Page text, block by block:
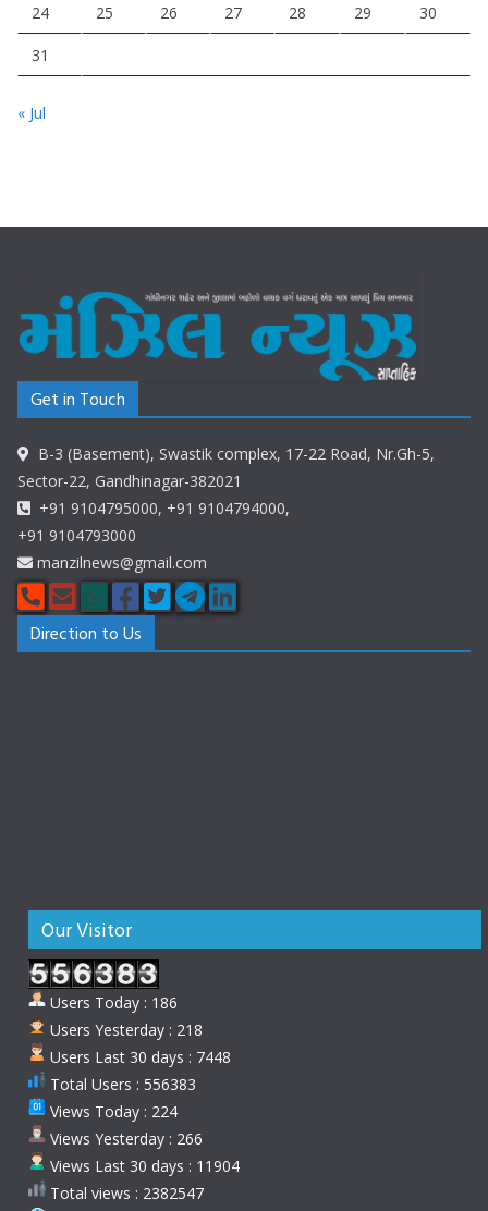
24 25 26 27 28 29 30
31
« Jul
Get in Touch
B-3 (Basement), Swastik complex, 17-22 Road, Nr.Gh-5,
Sector-22, Gandhinagar-382021
+91 9104795000, +91 9104794000,
+91 9104793000
manzilnews@gmail.com
Direction to Us
Our Visitor
Users Today : 186
Users Yesterday : 218
Users Last 30 days : 7448
Total Users : 556383
Views Today : 224
Views Yesterday : 266
Views Last 30 days : 11904
Total views : 2382547